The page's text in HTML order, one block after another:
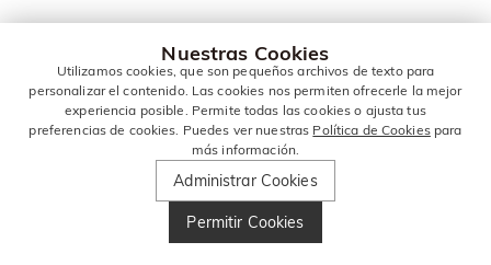
Nuestras Cookies
Utilizamos cookies, que son pequeños archivos de texto para
personalizar el contenido. Las cookies nos permiten ofrecerle la mejor
experiencia posible. Permite todas las cookies o ajusta tus
preferencias de cookies. Puedes ver nuestras Política de Cookiespara
más información.
Administrar Cookies
Permitir Cookies